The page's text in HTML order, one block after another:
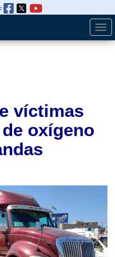
víctimas
oxígeno